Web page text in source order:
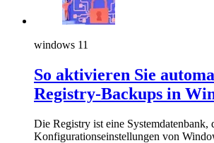
windows 11
So aktivieren Sie
Registry-Backups in
Die Registry ist eine Systemdatenbank,
Konfigurationseinstellungen von